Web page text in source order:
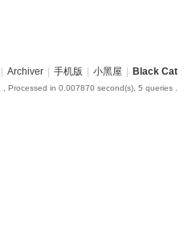
| Archiver | 手机版 | 小黑屋 | Black Cat
, Processed in 0.007870 second(s), 5 queries .